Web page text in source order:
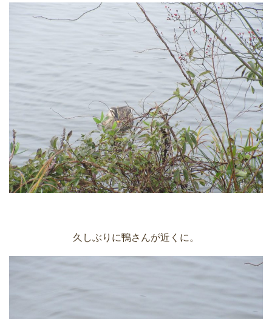
久しぶりに鴨さんが近くに。